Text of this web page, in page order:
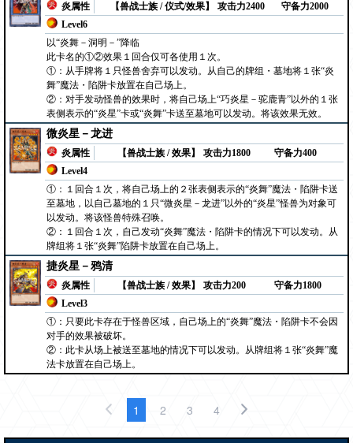
炎属性
【兽战士族 / 仪式/效果】
Level6
攻击力2400 守备力2000
以“炎舞－洞明－”降临
此卡名的①②效果１回合仅可各使用１次。
①：从手牌将１只怪兽舍弃可以发动。从自己的牌组・墓地将１张“炎
舞”魔法・陷阱卡放置在自己场上。
②：对手发动怪兽的效果时，将自己场上“巧炎星－驼鹿青”以外的１张
表侧表示的“炎星”卡或“炎舞”卡送至墓地可以发动。将该效果无效。
微炎星－龙进
炎属性
【兽战士族 / 效果】
Level4
攻击力1800 守备力400
①：１回合１次，将自己场上的２张表侧表示的“炎舞”魔法・陷阱卡送
至墓地，以自己墓地的１只“微炎星－龙进”以外的“炎星”怪兽为对象可
以发动。将该怪兽特殊召唤。
②：１回合１次，自己发动“炎舞”魔法・陷阱卡的情况下可以发动。从
牌组将１张“炎舞”陷阱卡放置在自己场上。
捷炎星－鸦清
炎属性
【兽战士族 / 效果】
Level3
攻击力200 守备力1800
①：只要此卡存在于怪兽区域，自己场上的“炎舞”魔法・陷阱卡不会因
对手的效果被破坏。
②：此卡从场上被送至墓地的情况下可以发动。从牌组将１张“炎舞”魔
法卡放置在自己场上。
1 2 3 4